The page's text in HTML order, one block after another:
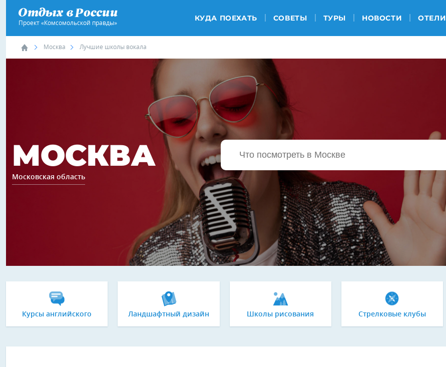
Проект «Комсомольской правды»
КУДА ПОЕХАТЬ СОВЕТЫ ТУРЫ НОВОСТИ ОТЕЛИ
Москва Лучшие школы вокала
МОСКВА
Московская область
Курсы английского Ландшафтный дизайн Школы рисования Стрелковые клубы